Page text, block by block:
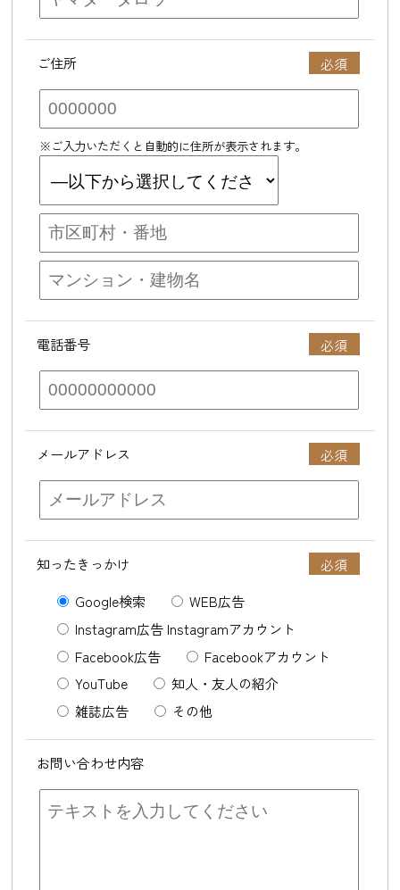
ご住所
※ご入力いただくと自動的に住所が表示されます。
電話番号
メールアドレス
知ったきっかけ
Google検索
WEB広告
Instagram広告 Instagramアカウント
Facebook広告
Facebookアカウント
YouTube
知人・友人の紹介
雑誌広告
その他
お問い合わせ内容